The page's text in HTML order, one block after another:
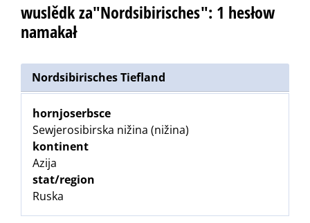
wuslědk za"Nordsibirisches": 1 hesłow
namakał
Nordsibirisches Tiefland
hornjoserbsce
Sewjerosibirska nižina (nižina)
kontinent
Azija
stat/region
Ruska